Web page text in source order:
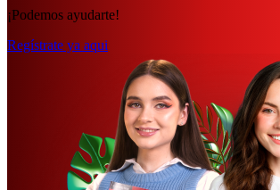
¡Podemos ayudarte!
Regístrate ya aqui